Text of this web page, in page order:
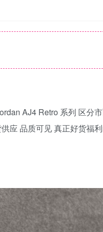
AJ4 Retro 系列 区
应 品质可见 真正好货福